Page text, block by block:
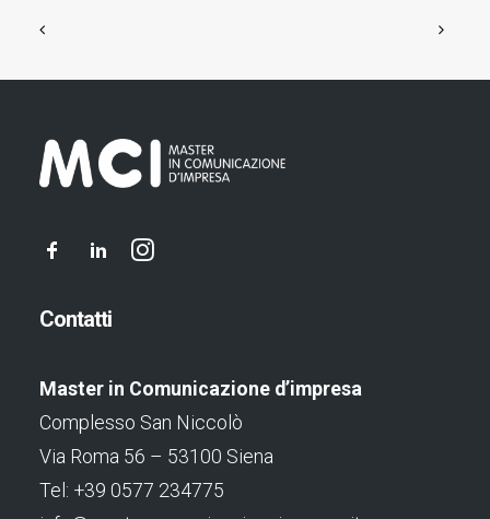
Contatti
Master in Comunicazione d’impresa
Complesso San Niccolò
Via Roma 56 – 53100 Siena
Tel: +39 0577 234775